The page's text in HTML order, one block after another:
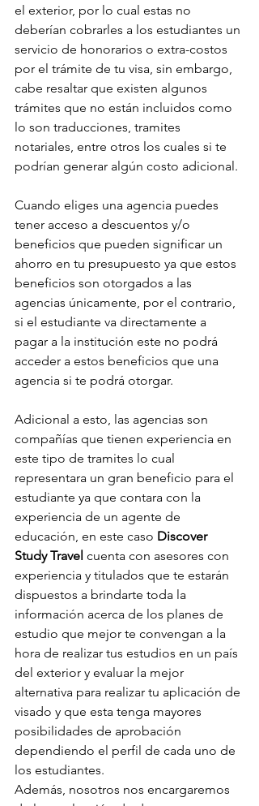
el exterior, por lo cual estas no
deberían cobrarles a los estudiantes un
servicio de honorarios o extra-costos
por el trámite de tu visa, sin embargo,
cabe resaltar que existen algunos
trámites que no están incluidos como
lo son traducciones, tramites
notariales, entre otros los cuales si te
podrían generar algún costo adicional.
Cuando eliges una agencia puedes
tener acceso a descuentos y/o
beneficios que pueden significar un
ahorro en tu presupuesto ya que estos
beneficios son otorgados a las
agencias únicamente, por el contrario,
si el estudiante va directamente a
pagar a la institución este no podrá
acceder a estos beneficios que una
agencia si te podrá otorgar.
Adicional a esto, las agencias son
compañías que tienen experiencia en
este tipo de tramites lo cual
representara un gran beneficio para el
estudiante ya que contara con la
experiencia de un agente de
educación, en este caso Discover
Study Travel cuenta con asesores con
experiencia y titulados que te estarán
dispuestos a brindarte toda la
información acerca de los planes de
estudio que mejor te convengan a la
hora de realizar tus estudios en un país
del exterior y evaluar la mejor
alternativa para realizar tu aplicación de
visado y que esta tenga mayores
posibilidades de aprobación
dependiendo el perfil de cada uno de
los estudiantes.
Además, nosotros nos encargaremos